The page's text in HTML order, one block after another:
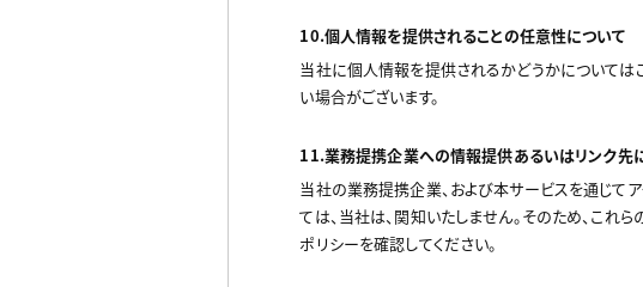
10.個人情報を提供されることの任意性について
当社に個人情報を提供されるかどうかについては
い場合がございます。
11.業務提携企業への情報提供あるいはリンク先
当社の業務提携企業、および本サービスを通じて
ては、当社は、関知いたしません。そのため、これ
ポリシーを確認してください。